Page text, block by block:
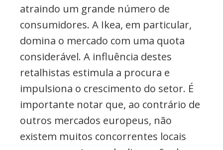
atraindo um grande número de
consumidores. A Ikea, em particular,
domina o mercado com uma quota
considerável. A influência destes
retalhistas estimula a procura e
impulsiona o crescimento do setor. É
importante notar que, ao contrário de
outros mercados europeus, não
existem muitos concorrentes locais